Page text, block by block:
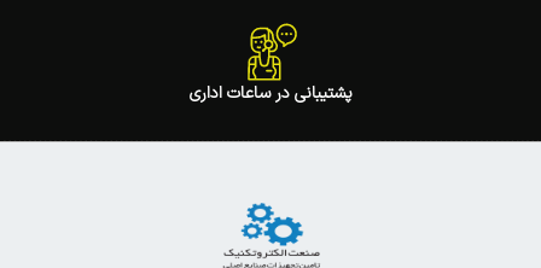
پشتیبانی در ساعات اداری